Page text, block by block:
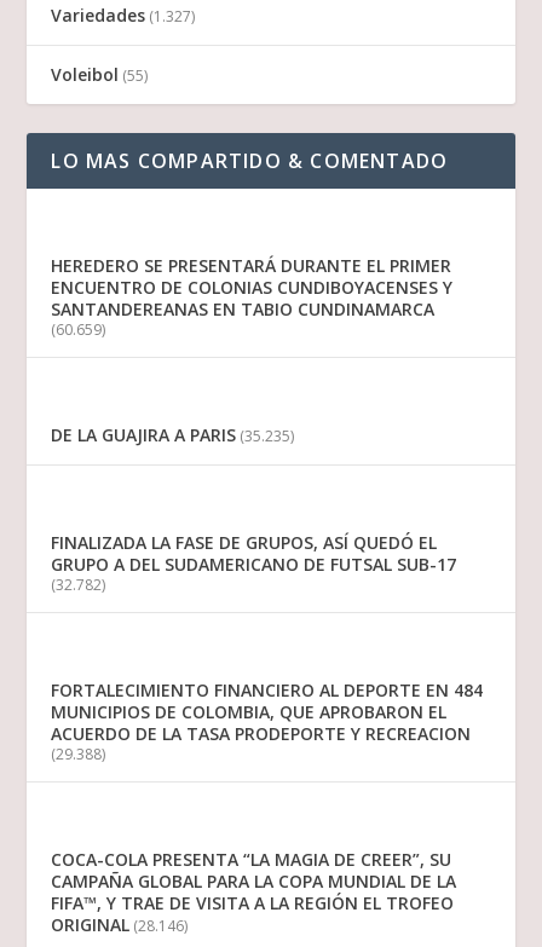
Variedades (1.327)
Voleibol (55)
LO MAS COMPARTIDO & COMENTADO
HEREDERO SE PRESENTARÁ DURANTE EL PRIMER
ENCUENTRO DE COLONIAS CUNDIBOYACENSES Y
SANTANDEREANAS EN TABIO CUNDINAMARCA
(60.659)
DE LA GUAJIRA A PARIS (35.235)
FINALIZADA LA FASE DE GRUPOS, ASÍ QUEDÓ EL
GRUPO A DEL SUDAMERICANO DE FUTSAL SUB-17
(32.782)
FORTALECIMIENTO FINANCIERO AL DEPORTE EN 484
MUNICIPIOS DE COLOMBIA, QUE APROBARON EL
ACUERDO DE LA TASA PRODEPORTE Y RECREACION
(29.388)
COCA-COLA PRESENTA “LA MAGIA DE CREER”, SU
CAMPAÑA GLOBAL PARA LA COPA MUNDIAL DE LA
FIFA™, Y TRAE DE VISITA A LA REGIÓN EL TROFEO
ORIGINAL (28.146)